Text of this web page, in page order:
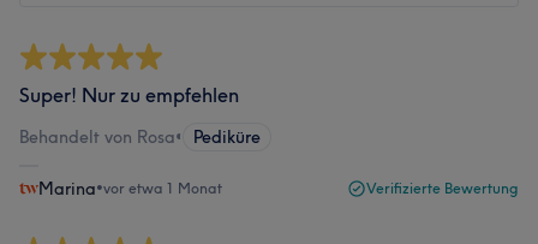
Super! Nur zu empfehlen
Behandelt von Rosa• Pediküre
Marina•vor etwa 1 Monat Verifizierte Bewertung